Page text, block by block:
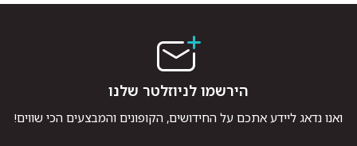
הירשמו לניוזלטר שלנו
ואנו נדאג ליידע אתכם על החידושים, הקופונים והמבצעים הכי שווים!